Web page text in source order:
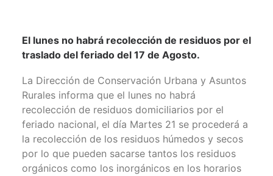
El lunes no habrá recolección de residuos por el
traslado del feriado del 17 de Agosto.
La Dirección de Conservación Urbana y Asuntos
Rurales informa que el lunes no habrá
recolección de residuos domiciliarios por el
feriado nacional, el día Martes 21 se procederá a
la recolección de los residuos húmedos y secos
por lo que pueden sacarse tantos los residuos
orgánicos como los inorgánicos en los horarios